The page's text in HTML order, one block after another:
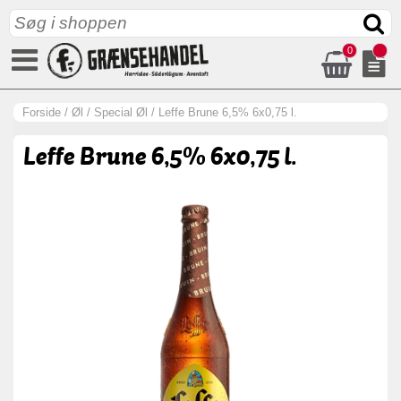
0
Forside / Øl / Special Øl / Leffe Brune 6,5% 6x0,75 l.
Leffe Brune 6,5% 6x0,75 l.